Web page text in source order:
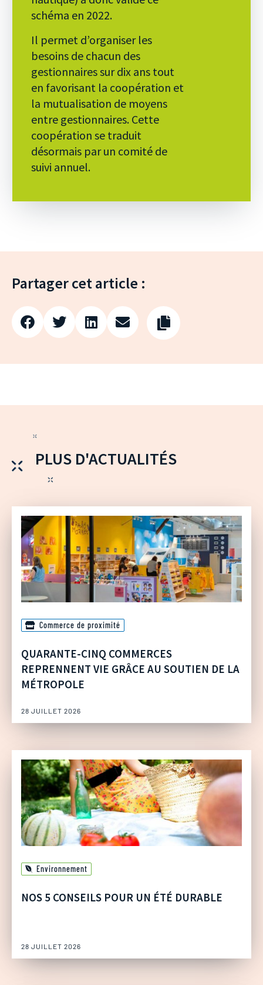
schéma en 2022.
Il permet d’organiser les
besoins de chacun des
gestionnaires sur dix ans tout
en favorisant la coopération et
la mutualisation de moyens
entre gestionnaires. Cette
coopération se traduit
désormais par un comité de
suivi annuel.
Partager cet article :
PLUS D'ACTUALITÉS
Commerce de proximité
QUARANTE-CINQ COMMERCES
REPRENNENT VIE GRÂCE AU SOUTIEN DE LA
MÉTROPOLE
28 JUILLET 2026
Environnement
NOS 5 CONSEILS POUR UN ÉTÉ DURABLE
28 JUILLET 2026